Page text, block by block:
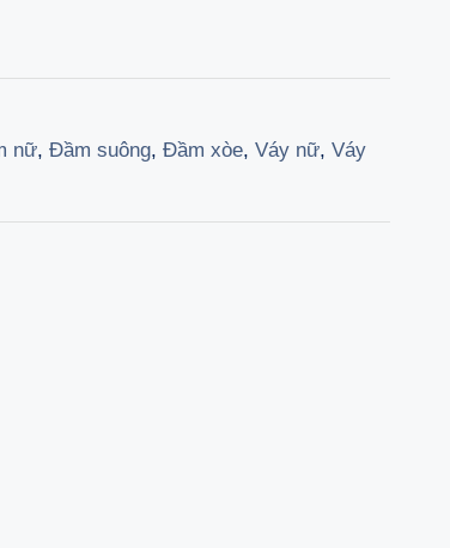
₫.
nữ, Đầm suông, Đầm xòe, Váy nữ, Váy